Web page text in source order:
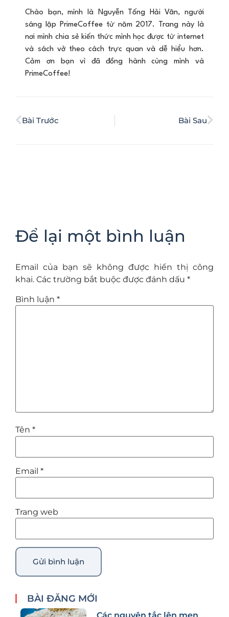
Chào bạn, mình là Nguyễn Tống Hải Vân, người
sáng lập PrimeCoffee từ năm 2017. Trang này là
nơi mình chia sẻ kiến thức mình học được từ internet
và sách vở theo cách trực quan và dễ hiểu hơn.
Cảm ơn bạn vì đã đồng hành cùng mình và
PrimeCoffee!
Bài Trước Bài Sau
Để lại một bình luận
Email của bạn sẽ không được hiển thị công
khai. Các trường bắt buộc được đánh dấu *
Bình luận *
Tên *
Email *
Trang web
BÀI ĐĂNG MỚI